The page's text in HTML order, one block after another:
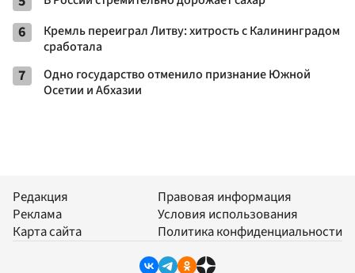
6
Кремль переиграл Литву: хитрость с Калининградом
сработала
7
Одно государство отменило признание Южной
Осетии и Абхазии
Редакция
Реклама
Карта сайта
Правовая информация
Условия использования
Политика конфиденциальности